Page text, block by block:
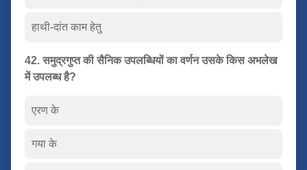
हाथी-दांत काम हेतु
42. समुद्रगुप्त की सैनिक उपलब्धियों का वर्णन उसके किस अभलेख
में उपलब्ध है?
एरण के
गया के